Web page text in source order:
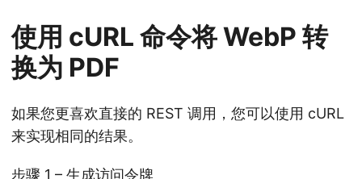
使用 cURL 命令将 WebP 转
换为 PDF
如果您更喜欢直接的 REST 调用，您可以使用 cURL
来实现相同的结果。
步骤 1 – 生成访问令牌